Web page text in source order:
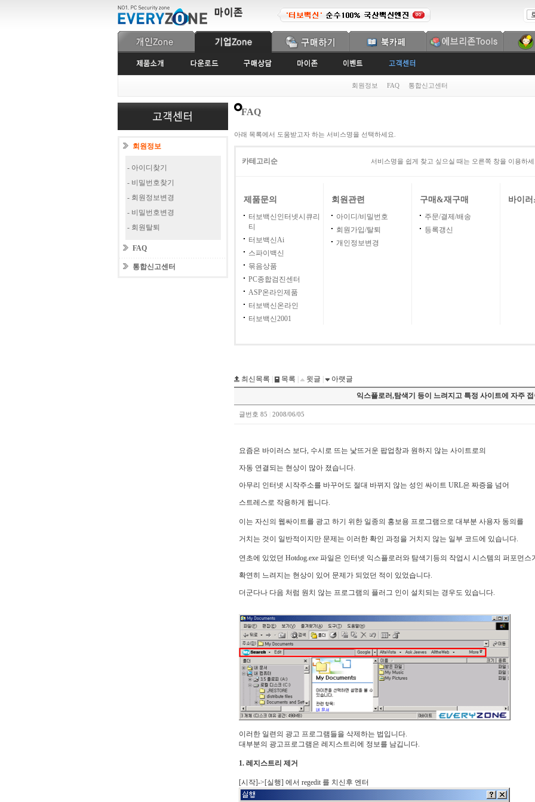
회원정보 FAQ 통합신고센터
회원정보
- 아이디찾기
- 비밀번호찾기
- 회원정보변경
- 비밀번호변경
- 회원탈퇴
FAQ
통합신고센터
FAQ
아래 목록에서 도움받고자 하는 서비스명을 선택하세요.
카테고리순 서비스명을 쉽게 찾고 싶으실 때는 오른쪽 창을 이용하
제품문의
터보백신인터넷시큐리
티
터보백신Ai
스파이백신
묶음상품
PC종합검진센터
ASP온라인제품
터보백신온라인
터보백신2001
회원관련
아이디/비밀번호
회원가입/탈퇴
개인정보변경
구매&재구매
주문/결제/배송
등록갱신
바이
최신목록 목록 윗글
아랫글
익스플로러,탐색기 등이 느려지고 특정 사이트에 자주
글번호 85 2008/06/05
요즘은 바이러스 보다, 수시로 뜨는 낯뜨거운 팝업창과 원하지 않는 사이트로의
자동 연결되는 현상이 많아 졌습니다.
아무리 인터넷 시작주소를 바꾸어도 절대 바뀌지 않는 성인 싸이트 URL은 짜증을 넘어
스트레스로 작용하게 됩니다.
이는 자신의 웹싸이트를 광고 하기 위한 일종의 홍보용 프로그램으로 대부분 사용자 동의를
거치는 것이 일반적이지만 문제는 이러한 확인 과정을 거치지 않는 일부 코드에 있습니다.
연초에 있었던 Hotdog.exe 파일은 인터넷 익스플로러와 탐색기등의 작업시 시스템의 퍼포먼스
확연히 느려지는 현상이 있어 문제가 되었던 적이 있었습니다.
더군다나 다음 처럼 원치 않는 프로그램의 플러그 인이 설치되는 경우도 있습니다.
이러한 일련의 광고 프로그램들을 삭제하는 법입니다.
대부분의 광고프로그램은 레지스트리에 정보를 남깁니다.
1. 레지스트리 제거
[시작]->[실행] 에서 regedit 를 치신후 엔터